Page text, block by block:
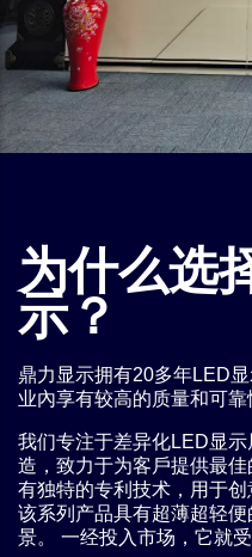
为什么选
示？
鼎力显示拥有20多年LED
业內享有较高的质量和可靠
我们专注于差异化LED显
造，致力于为客戶提供最
有独特的专利技术，用于创
该系列产品具有超薄超轻
景。 一经投入市场，它就